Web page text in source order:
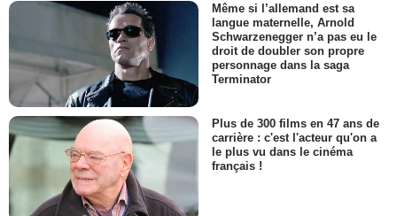
Même si l’allemand est sa
langue maternelle, Arnold
Schwarzenegger n’a pas eu le
droit de doubler son propre
personnage dans la saga
Terminator
Plus de 300 films en 47 ans de
carrière : c'est l'acteur qu'on a
le plus vu dans le cinéma
français !